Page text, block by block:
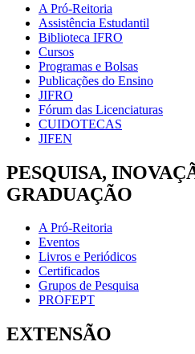
A Pró-Reitoria
Assistência Estudantil
Biblioteca IFRO
Cursos
Programas e Bolsas
Publicações do Ensino
JIFRO
Fórum das Licenciaturas
CUIDOTECAS
JIFEN
PESQUISA,
GRADUAÇÃO
A Pró-Reitoria
Eventos
Livros e Periódicos
Certificados
Grupos de Pesquisa
PROFEPT
EXTENSÃO